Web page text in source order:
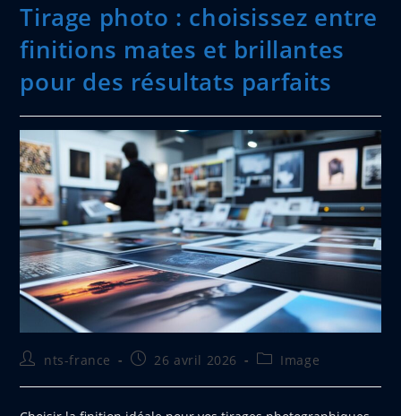
Tirage photo : choisissez entre
finitions mates et brillantes
pour des résultats parfaits
Auteur/autrice
la
publication :
nts-france
Publication
26 avril 2026
PostImage